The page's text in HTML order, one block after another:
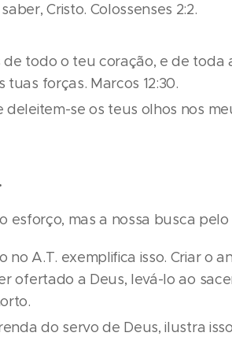
Cristo. Colossenses 2:2.
de todo o teu coração, e de toda
forças. Marcos 12:30.
se os teus olhos nos
esforço, mas a nossa busca
A.T. exemplifica isso. Criar o
ofertado a Deus, levá-lo ao
do servo de Deus, ilustra